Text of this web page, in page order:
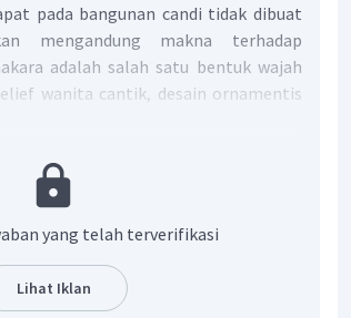
pada bangunan candi tidak dibuat
mengandung makna terhadap
adalah salah satu bentuk wajah
wanita cantik, desain ornamentis
spiritual, yaitu sebagai 'tolak
Biasa kita menyebutkan penolak
batin yang tidak tampak secara
merupakan salah satu wujud
fungsi spiritual, yaitu sebagai
yang telah terverifikasi
Lihat Iklan